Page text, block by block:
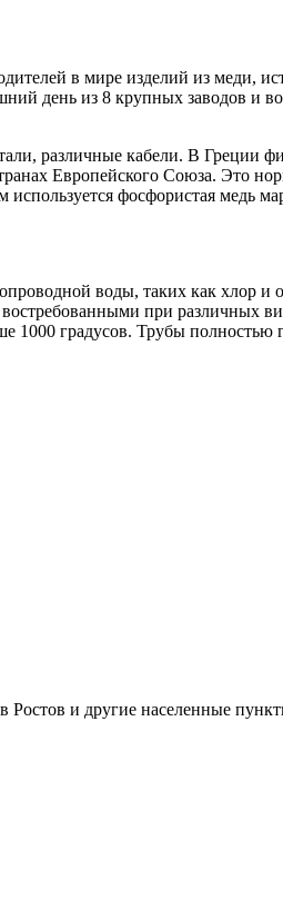
в мире изделий из меди,
день из 8 крупных заводов
различные кабели. В Греции
Европейского Союза. Это
фосфористая медь
воды, таких как хлор и
при различных
градусов. Трубы полностью
и другие населенные